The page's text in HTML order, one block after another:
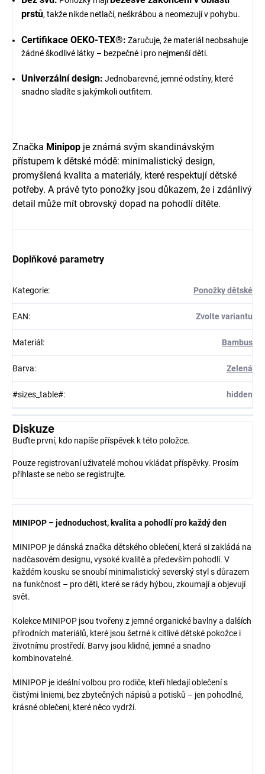
prstů, takže nikde netlačí, neškrábou a neomezují v pohybu.
Certifikace OEKO-TEX®: Zaručuje, že materiál neobsahuje
žádné škodlivé látky – bezpečné i pro nejmenší děti.
Univerzální design: Jednobarevné, jemné odstíny, které
snadno sladíte s jakýmkoli outfitem.
Značka Minipop je známá svým skandinávským
přístupem k dětské módě: minimalistický design,
promyšlená kvalita a materiály, které respektují dětské
potřeby. A právě tyto ponožky jsou důkazem, že i zdánlivý
detail může mít obrovský dopad na pohodlí dítěte.
Doplňkové parametry
Kategorie: Ponožky dětské
EAN: Zvolte variantu
Materiál : Bambus
Barva: Zelená
#sizes_table#: hidden
Diskuze
Buďte první, kdo napíše příspěvek k této položce.
Pouze registrovaní uživatelé mohou vkládat příspěvky. Prosím
přihlaste se nebo se registrujte.
MINIPOP – jednoduchost, kvalita a pohodlí pro každý den
MINIPOP je dánská značka dětského oblečení, která si zakládá na
nadčasovém designu, vysoké kvalitě a především pohodlí. V
každém kousku se snoubí minimalistický severský styl s důrazem
na funkčnost – pro děti, které se rády hýbou, zkoumají a objevují
svět.
Kolekce MINIPOP jsou tvořeny z jemné organické bavlny a dalších
přírodních materiálů, které jsou šetrné k citlivé dětské pokožce i
životnímu prostředí. Barvy jsou klidné, jemné a snadno
kombinovatelné.
MINIPOP je ideální volbou pro rodiče, kteří hledají oblečení s
čistými liniemi, bez zbytečných nápisů a potisků – jen pohodlné,
krásné oblečení, které něco vydrží.